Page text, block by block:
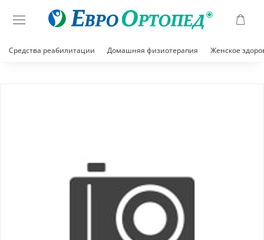
Средства реабилитации Домашняя физиотерапия Женское